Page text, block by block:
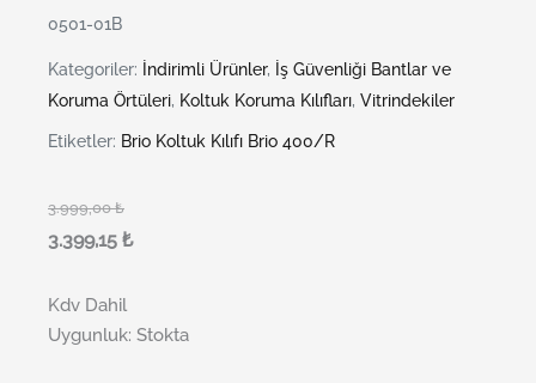
0501-01B
Kategoriler: İndirimli Ürünler, İş Güvenliği Bantlar ve
Koruma Örtüleri, Koltuk Koruma Kılıfları, Vitrindekiler
Etiketler: Brio Koltuk Kılıfı Brio 400/R
3.999,00₺
3.399,15 ₺
Kdv Dahil
Uygunluk: Stokta